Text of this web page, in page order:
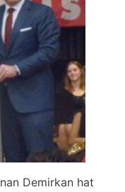
Demirkan hat